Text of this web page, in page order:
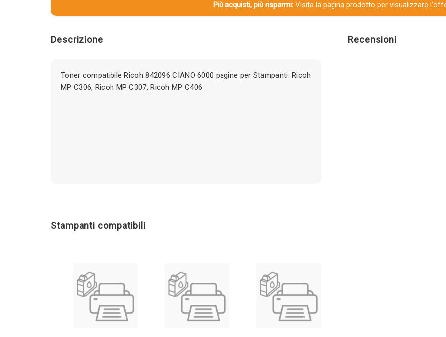
Più acquisti, più risparmi:Visita la pagina prodotto per visualizzare
Descrizione
Toner compatibile Ricoh 842096 CIANO 6000 pagine per Stampanti: Ricoh
MP C306, Ricoh MP C307, Ricoh MP C406
Recensioni
Stampanti compatibili